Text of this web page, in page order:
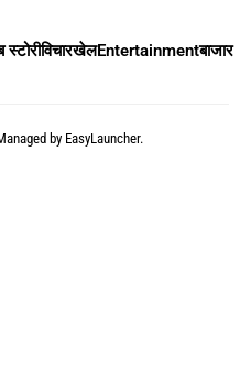
स्टोरीविचारखेलEntertainmentबाजार
by EasyLauncher.